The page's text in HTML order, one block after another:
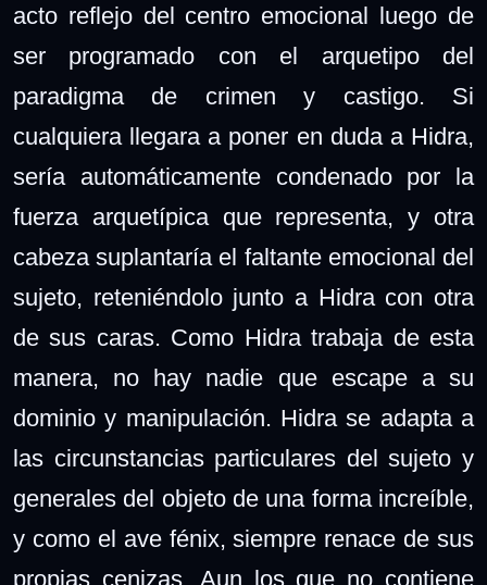
acto reflejo del centro emocional luego de
ser programado con el arquetipo del
paradigma de crimen y castigo. Si
cualquiera llegara a poner en duda a Hidra,
sería automáticamente condenado por la
fuerza arquetípica que representa, y otra
cabeza suplantaría el faltante emocional del
sujeto, reteniéndolo junto a Hidra con otra
de sus caras. Como Hidra trabaja de esta
manera, no hay nadie que escape a su
dominio y manipulación. Hidra se adapta a
las circunstancias particulares del sujeto y
generales del objeto de una forma increíble,
y como el ave fénix, siempre renace de sus
propias cenizas. Aun los que no contiene